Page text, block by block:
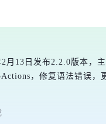
月13日发布2.2.0版本
，修复语法错误，